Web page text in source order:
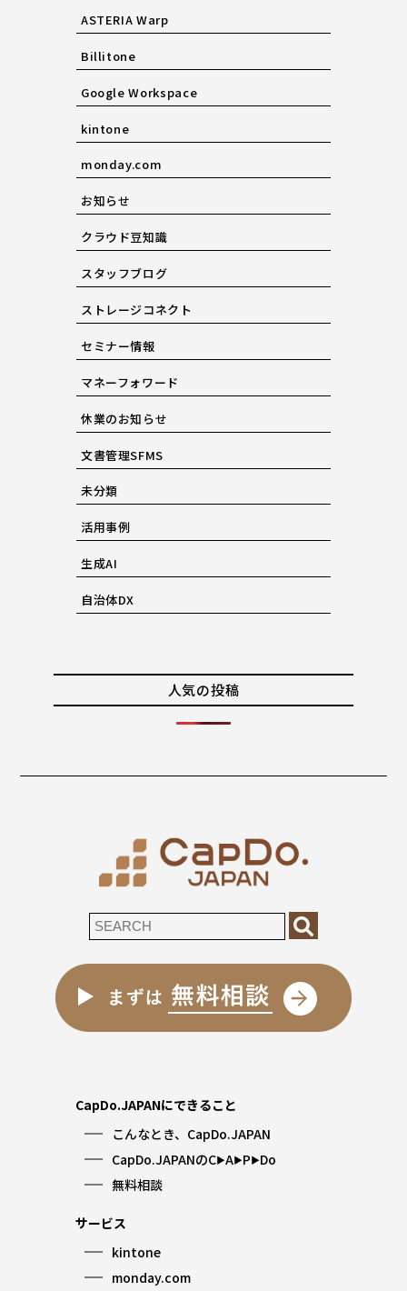
ASTERIA Warp
Billitone
Google Workspace
kintone
monday.com
お知らせ
クラウド豆知識
スタッフブログ
ストレージコネクト
セミナー情報
マネーフォワード
休業のお知らせ
文書管理SFMS
未分類
活用事例
生成AI
自治体DX
人気の投稿
CapDo.JAPANにできること
こんなとき、CapDo.JAPAN
CapDo.JAPANのC▶︎A▶︎P▶︎Do
無料相談
サービス
kintone
monday.com